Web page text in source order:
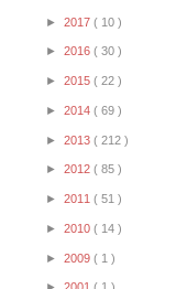
► 2017 ( 10 )
► 2016 ( 30 )
► 2015 ( 22 )
► 2014 ( 69 )
► 2013 ( 212 )
► 2012 ( 85 )
► 2011 ( 51 )
► 2010 ( 14 )
► 2009 ( 1 )